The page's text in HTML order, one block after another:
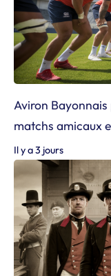
Aviron
matchs amicaux
Il y a 3 jours